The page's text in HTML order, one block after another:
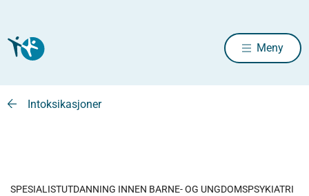
Meny
Intoksikasjoner
SPESIALISTUTDANNING INNEN BARNE- OG UNGDOMSPSYKIATRI